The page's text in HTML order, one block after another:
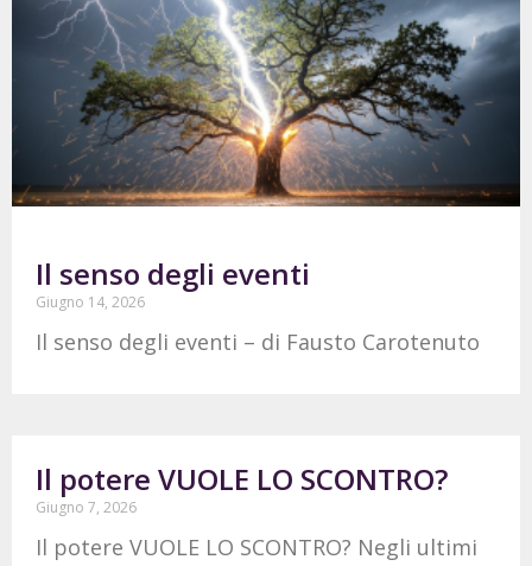
Il senso degli eventi
Giugno 14, 2026
Il senso degli eventi – di Fausto Carotenuto
Il potere VUOLE LO SCONTRO?
Giugno 7, 2026
Il potere VUOLE LO SCONTRO? Negli ultimi